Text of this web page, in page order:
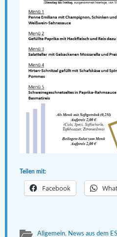
Teilen mit:
Facebook
Allgemein, News aus dem